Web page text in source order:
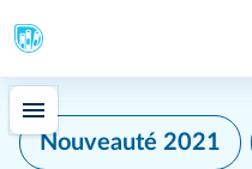
Nouveauté 2021